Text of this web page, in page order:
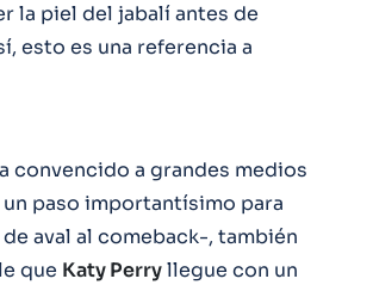
la piel del jabalí antes de
esto es una referencia a
convencido a grandes medios
un paso importantísimo para
aval al comeback-, también
que Katy Perryllegue con un